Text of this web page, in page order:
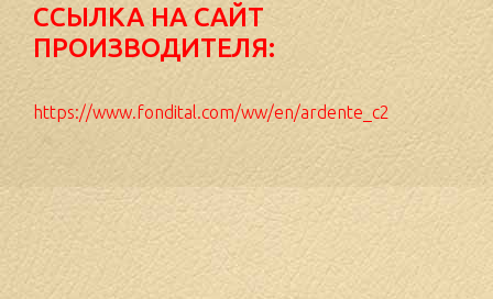
ССЫЛКА НА САЙТ
ПРОИЗВОДИТЕЛЯ:
https://www.fondital.com/ww/en/ardente_c2